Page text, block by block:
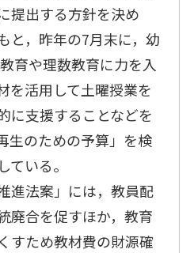
提出する方針を決め
と，昨年の7月末に，幼
育や理数教育に力を入
を活用して土曜授業を
に支援することなどを
生のための予算」を検
いる。
進法案」には，教員配
廃合を促すほか，教育
すため教材費の財源確